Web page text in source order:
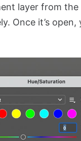
layer from the
Once it’s open,